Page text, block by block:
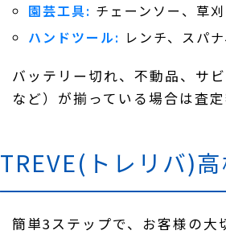
園芸工具: チェーンソー、草
ハンドツール: レンチ、スパ
バッテリー切れ、不動品、サ
など）が揃っている場合は査定
TREVE(トレリバ)
簡単3ステップで、お客様の大